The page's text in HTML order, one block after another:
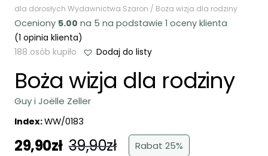
dla dorosłych Wydawnictwa Szaron / Boża wizja dla rodziny
Oceniony 5.00 na 5 na podstawie 1 oceny klienta
(1 opinia klienta)
188 osób kupiło
Dodaj do listy
Boża wizja dla rodziny
Guy i Joëlle Zeller
Index:WW/0183
39,90zł
Pierwotna
29,90zł
Aktualna
Rabat 25%